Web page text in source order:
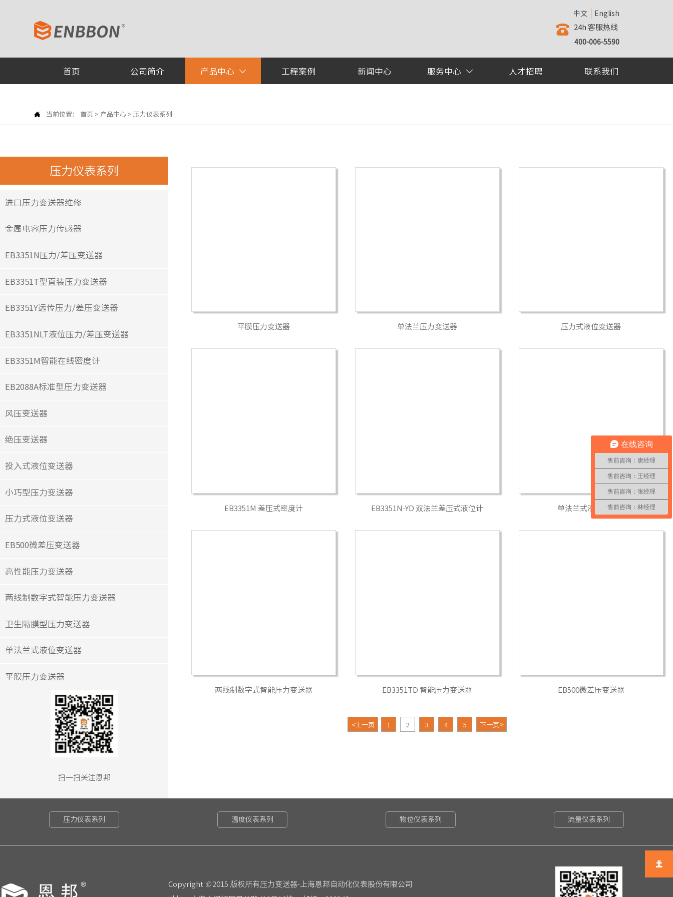
中文 English
 24h 客服热线
400-006-5590
首页 公司简介 产品中心  工程案例 新闻中心 服务中心  人才招聘 联系我们
 当前位置： 首页 > 产品中心 >压力仪表系列
压力仪表系列
进口压力变送器维修
金属电容压力传感器
EB3351N压力/差压变送器
EB3351T型直装压力变送器
EB3351Y远传压力/差压变送器
EB3351NLT液位压力/差压变送器
EB3351M智能在线密度计
EB2088A标准型压力变送器
风压变送器
绝压变送器
投入式液位变送器
小巧型压力变送器
压力式液位变送器
EB500微差压变送器
高性能压力变送器
两线制数字式智能压力变送器
卫生隔膜型压力变送器
单法兰式液位变送器
平膜压力变送器
扫一扫关注恩邦
平膜压力变送器 单法兰压力变送器 压力式液位变送器
EB3351M 差压式密度计 EB3351N-YD 双法兰差压式液位计 单法兰式液位变送器
两线制数字式智能压力变送器 EB3351TD 智能压力变送器 EB500微差压变送器
<上一页 1 2 3 4 5 下一页>
压力仪表系列 温度仪表系列 物位仪表系列 流量仪表系列
Copyright ©2015 版权所有压力变送器-上海恩邦自动化仪表股份有限公司

在线咨询
售前咨询：唐经理
售前咨询：王经理
售前咨询：张经理
售前咨询：林经理